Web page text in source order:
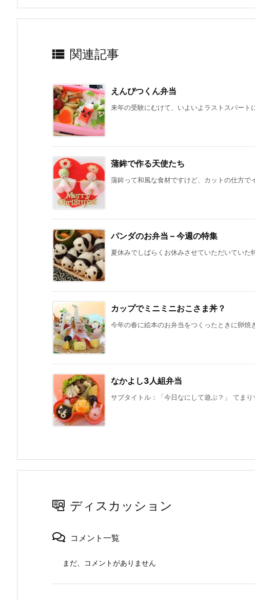
 関連記事
えんぴつくん弁当
来年の受験にむけて、いよいよラストスパー
蒲鉾で作る天使たち
蒲鉾って和風な食材ですけど、カットの仕方
パンダのお弁当 – 今週の特集
夏休みでしばらくお休みさせていただいてい
カップでミニミニおこさま丼？
今年の春に絵本のお弁当をつくったときに卵
なかよし3人組弁当
サブタイトル：「今日なにして遊ぶ？」 てま
ディスカッション
コメント一覧
まだ、コメントがありません